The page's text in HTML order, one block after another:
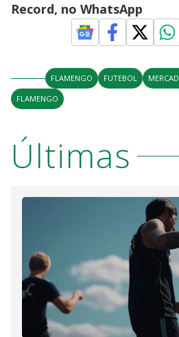
Record, no WhatsApp
FLAMENGO FUTEBOL
FLAMENGO
Últimas